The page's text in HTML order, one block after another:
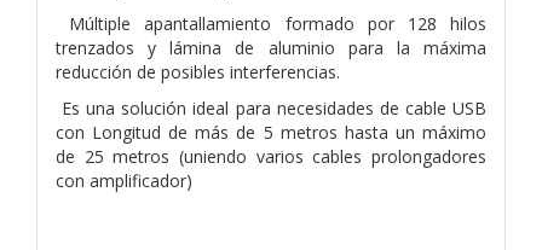
Múltiple apantallamiento formado por 128 hilos
trenzados y lámina de aluminio para la máxima
reducción de posibles interferencias.
Es una solución ideal para necesidades de cable USB
con Longitud de más de 5 metros hasta un máximo
de 25 metros (uniendo varios cables prolongadores
con amplificador)